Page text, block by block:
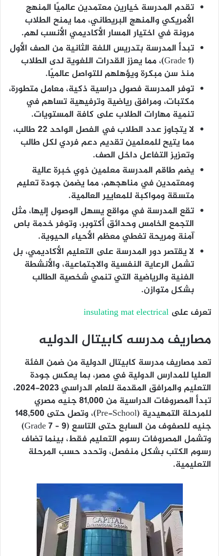
تقدم المدرسة خيارين معتمدين عالميًا المنهج
الأمريكي والمنهج البريطاني، مما يمنح الطلاب
مرونة في اختيار المسار الأكاديمي الأنسب لهم.
تبدأ المدرسة بتدريس اللغة الثانية من الصف الأول
(Grade 1)، مما يعزز القدرات اللغوية لدى الطلاب
منذ سن مبكرة ويؤهلهم للتواصل عالميًا.
توفر المدرسة فصول دراسية ذكية، معامل متطورة،
مكتبات، ومرافق رياضية وترفيهية تساهم في
تنمية مهارات الطلاب على كافة المستويات.
لا يتجاوز عدد الطلاب في الفصل الواحد 22 طالب،
مما يتيح للمعلمين تقديم دعم فردي لكل طالب
وتعزيز التفاعل داخل الصف.
يضم طاقم المدرسة معلمين ذوي خبرة عالية
ومعتمدين في مناهجهم، مما يضمن جودة تعليم
متسقة ومواكبة للمعايير العالمية.
تقع المدرسة في مواقع يسهل الوصول إليها، مثل
التجمع الخامس وحدائق أكتوبر، وتوفر خدمة باص
آمنة ومريحة تغطي معظم الأحياء الحيوية.
لا يقتصر دور المدرسة على التعليم الأكاديمي، بل
تشمل الرعاية النفسية والاجتماعية، والأنشطة
الفنية والرياضية التي تنمي شخصية الطالب
بشكل متوازن.
تعرف على insulating mat electrical
مصاريف مدرسه كابيتال الدوليه
تعد مصاريف مدرسة كابيتال الدولية من ضمن الفئة
العليا للمدارس الدولية في مصر، بما يعكس جودة
التعليم والمرافق المقدمة للعام الدراسي 2023-2024،
تبدأ المصروفات الدراسية من 81,000 جنيه مصري
للمرحلة التمهيدية (Pre-School)، وتصل حتى 148,500
جنيه للصفوف من السابع حتى التاسع (Grade 7 – 9)
وتشمل المصروفات رسوم التعليم فقط، بينما تضاف
رسوم الكتب بشكل منفصل، وتحدد حسب المرحلة
التعليمية.